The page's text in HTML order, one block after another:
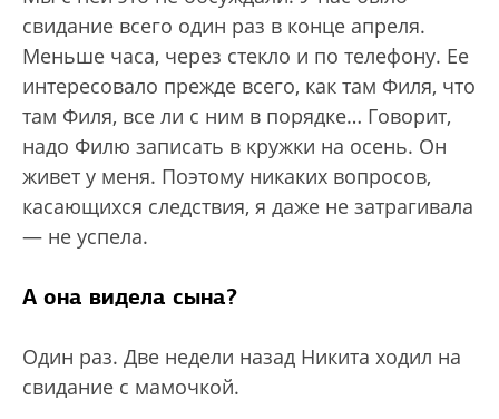
свидание всего один раз в конце апреля.
Меньше часа, через стекло и по телефону. Ее
интересовало прежде всего, как там Филя, что
там Филя, все ли с ним в порядке… Говорит,
надо Филю записать в кружки на осень. Он
живет у меня. Поэтому никаких вопросов,
касающихся следствия, я даже не затрагивала
— не успела.
А она видела сына?
Один раз. Две недели назад Никита ходил на
свидание с мамочкой.